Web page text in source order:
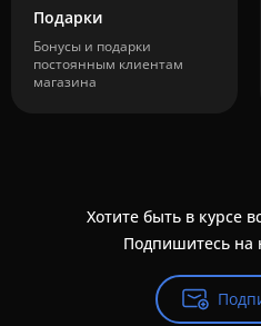
Подарки
Бонусы и подарки
постоянным клиентам
магазина
Хотите быть в курсе
Подпишитесь на